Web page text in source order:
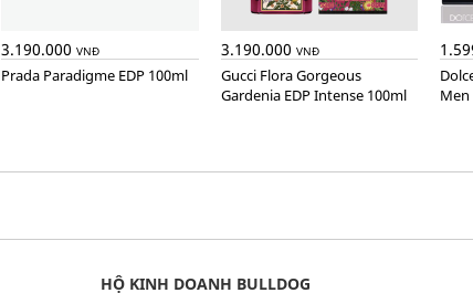
3.190.000VNĐ
Prada Paradigme EDP 100ml
3.190.000 VNĐ
Gucci Flora Gorgeous
Gardenia EDP Intense 100ml
Dolce&Gabbana The One for
Men
HỘ KINH DOANH BULLDOG